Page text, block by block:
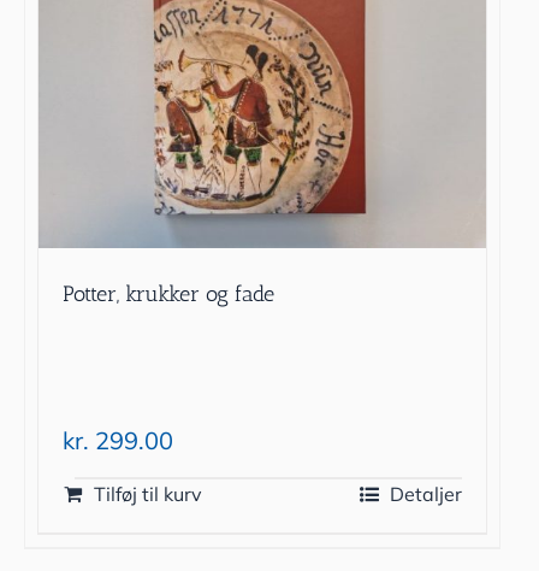
Potter, krukker og fade
kr. 299.00
Tilføj til kurv Detaljer